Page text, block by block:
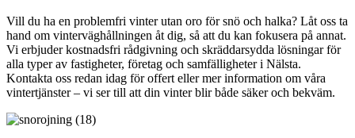
Vill du ha en problemfri vinter utan oro för snö och halka? Låt oss ta
hand om vinterväghållningen åt dig, så att du kan fokusera på annat.
Vi erbjuder kostnadsfri rådgivning och skräddarsydda lösningar för
alla typer av fastigheter, företag och samfälligheter i Nälsta.
Kontakta oss redan idag för offert eller mer information om våra
vintertjänster – vi ser till att din vinter blir både säker och bekväm.